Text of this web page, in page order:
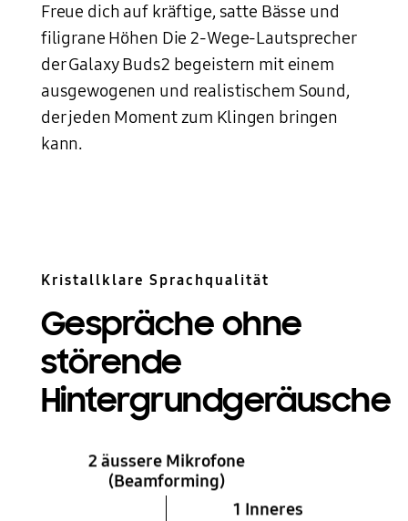
Freue dich auf kräftige, satte Bässe und
filigrane Höhen Die 2-Wege-Lautsprecher
der Galaxy Buds2 begeistern mit einem
ausgewogenen und realistischem Sound,
der jeden Moment zum Klingen bringen
kann.
Kristallklare Sprachqualität
Gespräche ohne
störende
Hintergrundgeräusche
1 Inneres
2 äussere Mikrofone
(Beamforming)